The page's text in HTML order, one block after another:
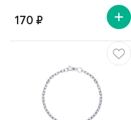
170 ₽